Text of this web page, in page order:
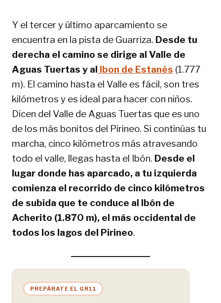
Y el tercer y último aparcamiento se
encuentra en la pista de Guarriza. Desde tu
derecha el camino se dirige al Valle de
Aguas Tuertas y al Ibon de Estanés (1.777
m). El camino hasta el Valle es fácil, son tres
kilómetros y es ideal para hacer con niños.
Dicen del Valle de Aguas Tuertas que es uno
de los más bonitos del Pirineo. Si continúas tu
marcha, cinco kilómetros más atravesando
todo el valle, llegas hasta el Ibón. Desde el
lugar donde has aparcado, a tu izquierda
comienza el recorrido de cinco kilómetros
de subida que te conduce al Ibón de
Acherito (1.870 m), el más occidental de
todos los lagos del Pirineo.
PREPÁRATE EL GR11